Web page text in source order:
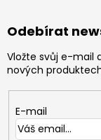
Odebírat
Vložte svůj e-mail
nových
E-mail